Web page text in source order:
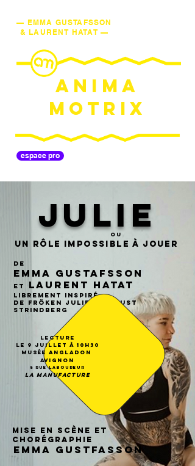
— EMMA GUSTAFSSON
& LAURENT HATAT —
ANIMA
MOTRIX
espace pro
JULIE
ou
Un Rôle impossible à jouer
de
Emma Gustafsson
et Laurent Hatat
librement inspiré
de Fröken Julie d’August
Strindberg
Lecture
le 9 Juillet à 10h30
Musée Angladon
Avignon
5 rue Laboureur
LA MANUFACTURE
mise en scène et
chorégraphie
EMMA GUSTFASSON